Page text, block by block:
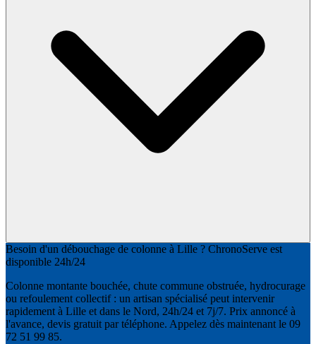
Besoin d'un débouchage de colonne à Lille ? ChronoServe est
disponible 24h/24
Colonne montante bouchée, chute commune obstruée, hydrocurage
ou refoulement collectif : un artisan spécialisé peut intervenir
rapidement à Lille et dans le Nord, 24h/24 et 7j/7. Prix annoncé à
l'avance, devis gratuit par téléphone. Appelez dès maintenant le 09
72 51 99 85.